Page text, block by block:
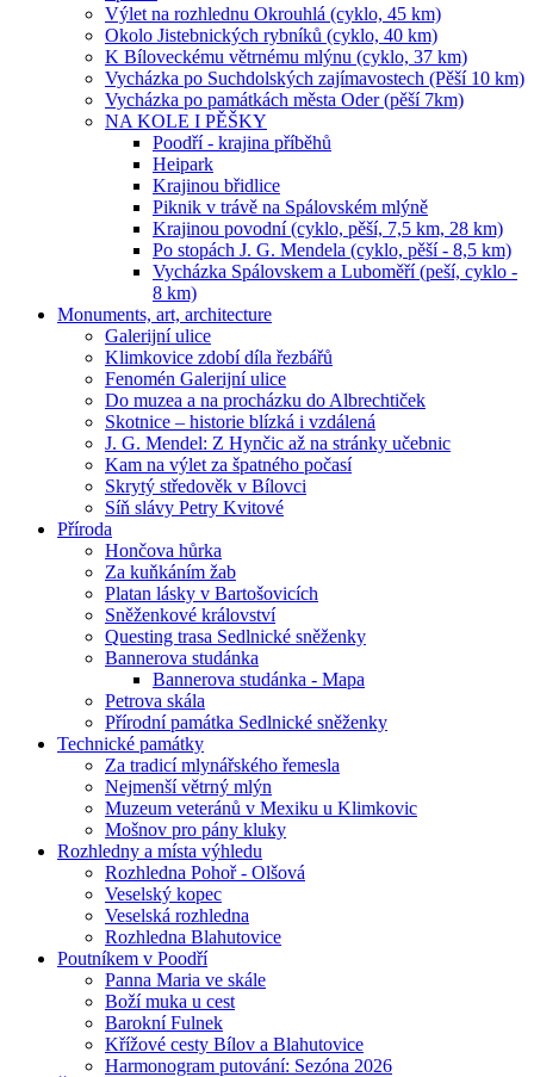
Výlet na rozhlednu Okrouhlá (cyklo, 45 km)
Okolo Jistebnických rybníků (cyklo, 40 km)
K Bíloveckému větrnému mlýnu (cyklo, 37 km)
Vycházka po Suchdolských zajímavostech (Pěší 10 km)
Vycházka po památkách města Oder (pěší 7km)
NA KOLE I PĚŠKY
Poodří - krajina příběhů
Heipark
Krajinou břidlice
Piknik v trávě na Spálovském mlýně
Krajinou povodní (cyklo, pěší, 7,5 km, 28 km)
Po stopách J. G. Mendela (cyklo, pěší - 8,5 km)
Vycházka Spálovskem a Luboměří (peší, cyklo -
8 km)
Monuments, art, architecture
Galerijní ulice
Klimkovice zdobí díla řezbářů
Fenomén Galerijní ulice
Do muzea a na procházku do Albrechtiček
Skotnice – historie blízká i vzdálená
J. G. Mendel: Z Hynčic až na stránky učebnic
Kam na výlet za špatného počasí
Skrytý středověk v Bílovci
Síň slávy Petry Kvitové
Příroda
Hončova hůrka
Za kuňkáním žab
Platan lásky v Bartošovicích
Sněženkové království
Questing trasa Sedlnické sněženky
Bannerova studánka
Bannerova studánka - Mapa
Petrova skála
Přírodní památka Sedlnické sněženky
Technické památky
Za tradicí mlynářského řemesla
Nejmenší větrný mlýn
Muzeum veteránů v Mexiku u Klimkovic
Mošnov pro pány kluky
Rozhledny a místa výhledu
Rozhledna Pohoř - Olšová
Veselský kopec
Veselská rozhledna
Rozhledna Blahutovice
Poutníkem v Poodří
Panna Maria ve skále
Boží muka u cest
Barokní Fulnek
Křížové cesty Bílov a Blahutovice
Harmonogram putování: Sezóna 2026